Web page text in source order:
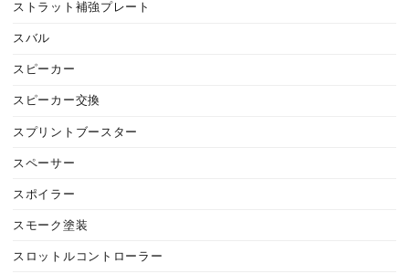
ストラット補強プレート
スバル
スピーカー
スピーカー交換
スプリントブースター
スペーサー
スポイラー
スモーク塗装
スロットルコントローラー